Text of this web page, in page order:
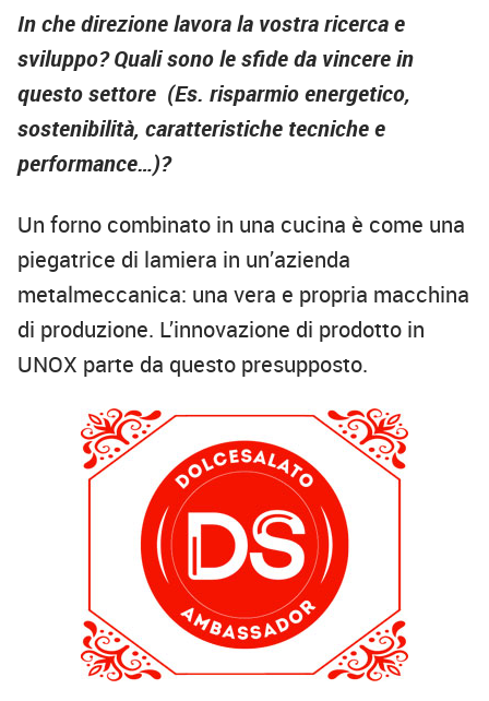
In che direzione lavora la vostra ricerca e
sviluppo? Quali sono le sfide da vincere in
questo settore (Es. risparmio energetico,
sostenibilità, caratteristiche tecniche e
performance…)?
Un forno combinato in una cucina è come una
piegatrice di lamiera in un’azienda
metalmeccanica: una vera e propria macchina
di produzione. L’innovazione di prodotto in
UNOX parte da questo presupposto.